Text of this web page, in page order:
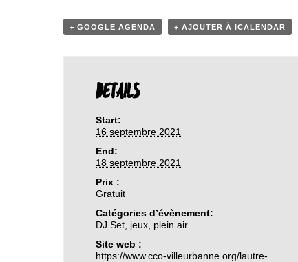
+ GOOGLE AGENDA + AJOUTER À ICALENDAR
DETAILS
Start:
16 septembre 2021
End:
18 septembre 2021
Prix :
Gratuit
Catégories d’évènement:
DJ Set jeux plein air
Site web :
https://www.cco-villeurbanne.org/lautre-